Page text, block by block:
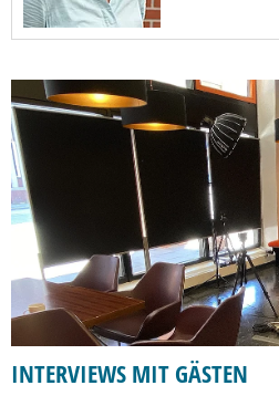
INTERVIEWS MIT GÄSTEN